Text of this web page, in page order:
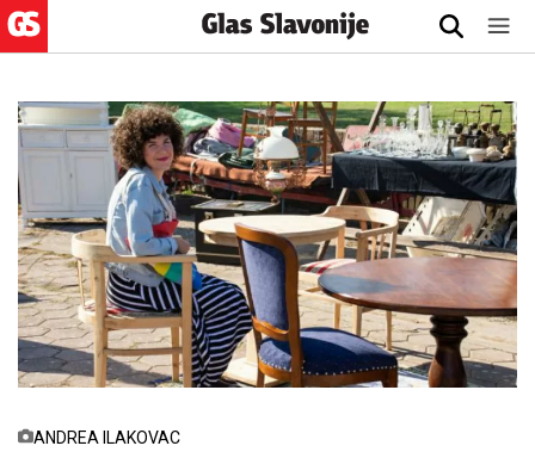
ANDREA ILAKOVAC